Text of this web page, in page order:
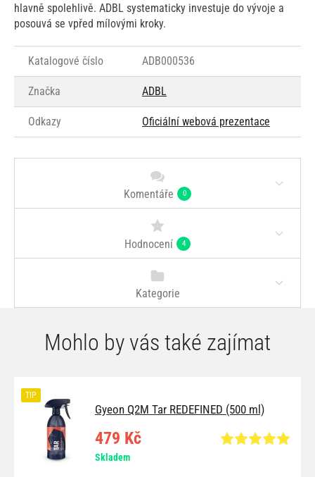
hlavně spolehlivě. ADBL systematicky investuje do vývoje a
posouvá se vpřed mílovými kroky.
Katalogové číslo ADB000536
Značka ADBL
Odkazy Oficiální webová prezentace
Komentáře 0
Hodnocení 4
Kategorie
Mohlo by vás také zajímat
Gyeon Q2M Tar REDEFINED (500 ml)
TIP
479 Kč
Skladem